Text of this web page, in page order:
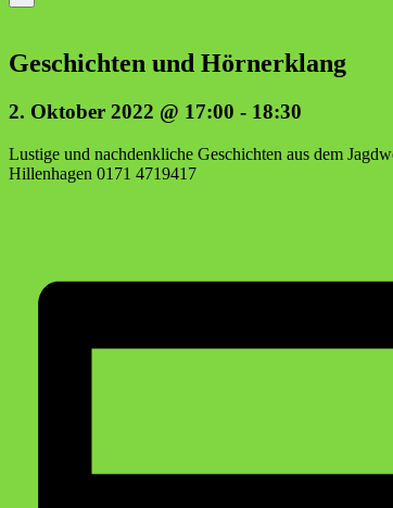
Geschich­ten und Hörnerklang
2. Oktober 2022 @ 17:00 - 18:30
Lus­ti­ge und nach­denk­li­che Geschich­ten aus dem
Hil­len­ha­gen 0171 4719417